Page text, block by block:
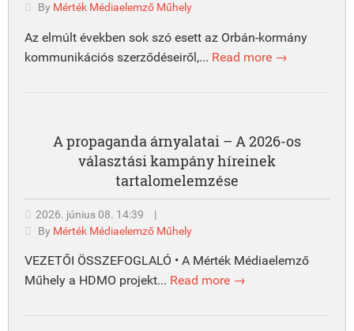
By Mérték Médiaelemző Műhely
Az elmúlt években sok szó esett az Orbán-kormány
kommunikációs szerződéseiről,... Read more →
A propaganda árnyalatai – A 2026-os
választási kampány híreinek
tartalomelemzése
2026. június 08. 14:39
|
By Mérték Médiaelemző Műhely
VEZETŐI ÖSSZEFOGLALÓ • A Mérték Médiaelemző
Műhely a HDMO projekt... Read more →